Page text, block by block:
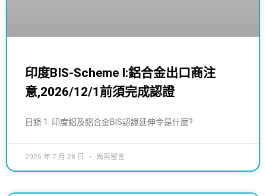
印度BIS-Scheme I:鋁合金出口商注
意,2026/12/1前須完成認證
目錄 1. 印度鋁及鋁合金BIS認證延伸令是什麼?
2026 年 7 月 28 日 尚無留言